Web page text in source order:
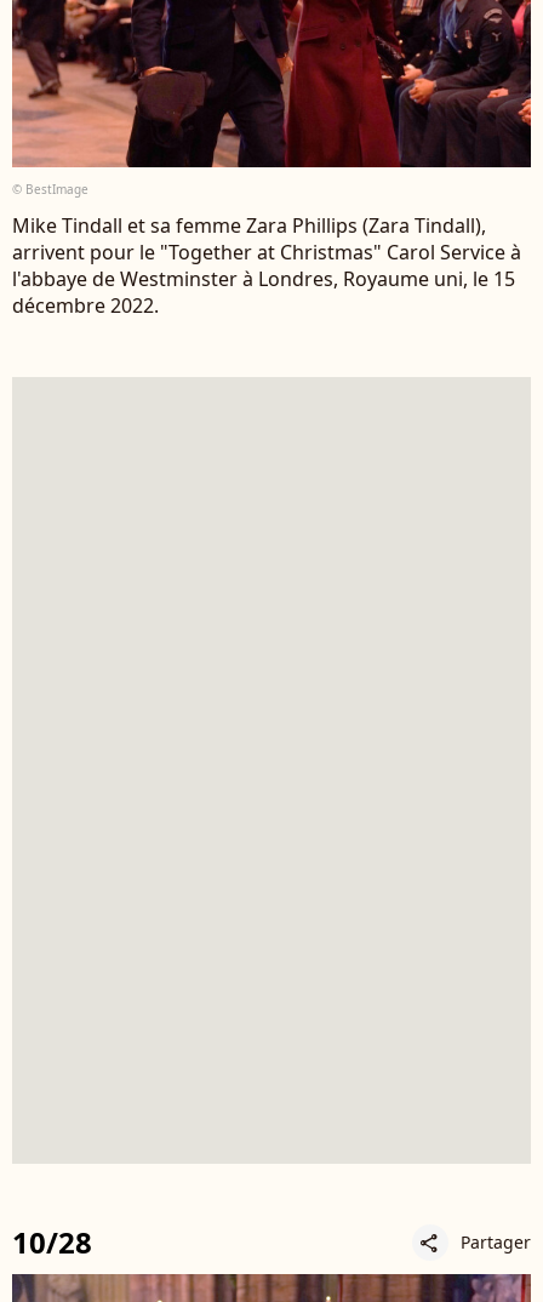
© BestImage
Mike Tindall et sa femme Zara Phillips (Zara Tindall),
arrivent pour le "Together at Christmas" Carol Service à
l'abbaye de Westminster à Londres, Royaume uni, le 15
décembre 2022.
10/28 share Partager